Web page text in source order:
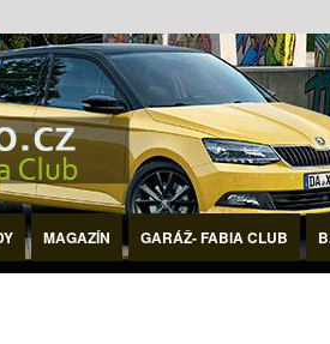
MAGAZÍN GARÁŽ- FABIA CLUB